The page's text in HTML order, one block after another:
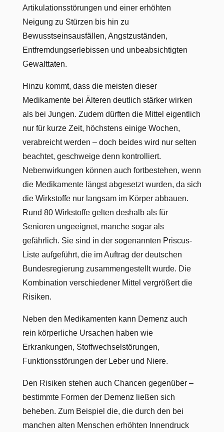
Artikulationsstörungen und einer erhöhten
Neigung zu Stürzen bis hin zu
Bewusstseinsausfällen, Angstzuständen,
Entfremdungserlebissen und unbeabsichtigten
Gewalttaten.
Hinzu kommt, dass die meisten dieser
Medikamente bei Älteren deutlich stärker wirken
als bei Jungen. Zudem dürften die Mittel eigentlich
nur für kurze Zeit, höchstens einige Wochen,
verabreicht werden – doch beides wird nur selten
beachtet, geschweige denn kontrolliert.
Nebenwirkungen können auch fortbestehen, wenn
die Medikamente längst abgesetzt wurden, da sich
die Wirkstoffe nur langsam im Körper abbauen.
Rund 80 Wirkstoffe gelten deshalb als für
Senioren ungeeignet, manche sogar als
gefährlich. Sie sind in der sogenannten Priscus-
Liste aufgeführt, die im Auftrag der deutschen
Bundesregierung zusammengestellt wurde. Die
Kombination verschiedener Mittel vergrößert die
Risiken.
Neben den Medikamenten kann Demenz auch
rein körperliche Ursachen haben wie
Erkrankungen, Stoffwechselstörungen,
Funktionsstörungen der Leber und Niere.
Den Risiken stehen auch Chancen gegenüber –
bestimmte Formen der Demenz ließen sich
beheben. Zum Beispiel die, die durch den bei
manchen alten Menschen erhöhten Innendruck